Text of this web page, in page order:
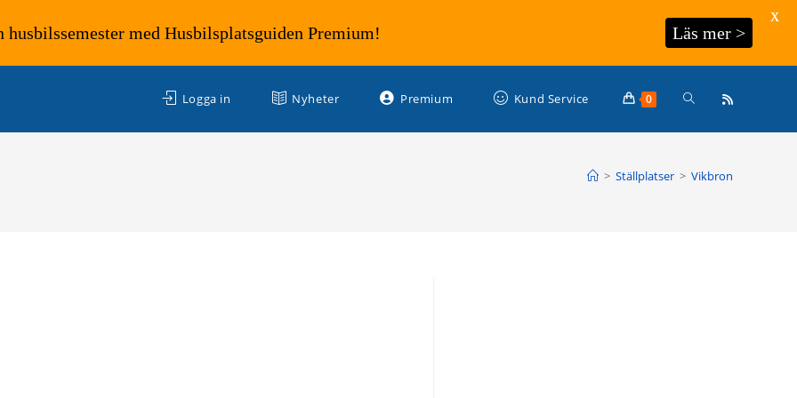
Logga in Nyheter Premium Kund Service 0 Slå
> Ställplatser > Vikbron
husbilssemester med Husbilsplatsguiden Premium! Läs mer >
X